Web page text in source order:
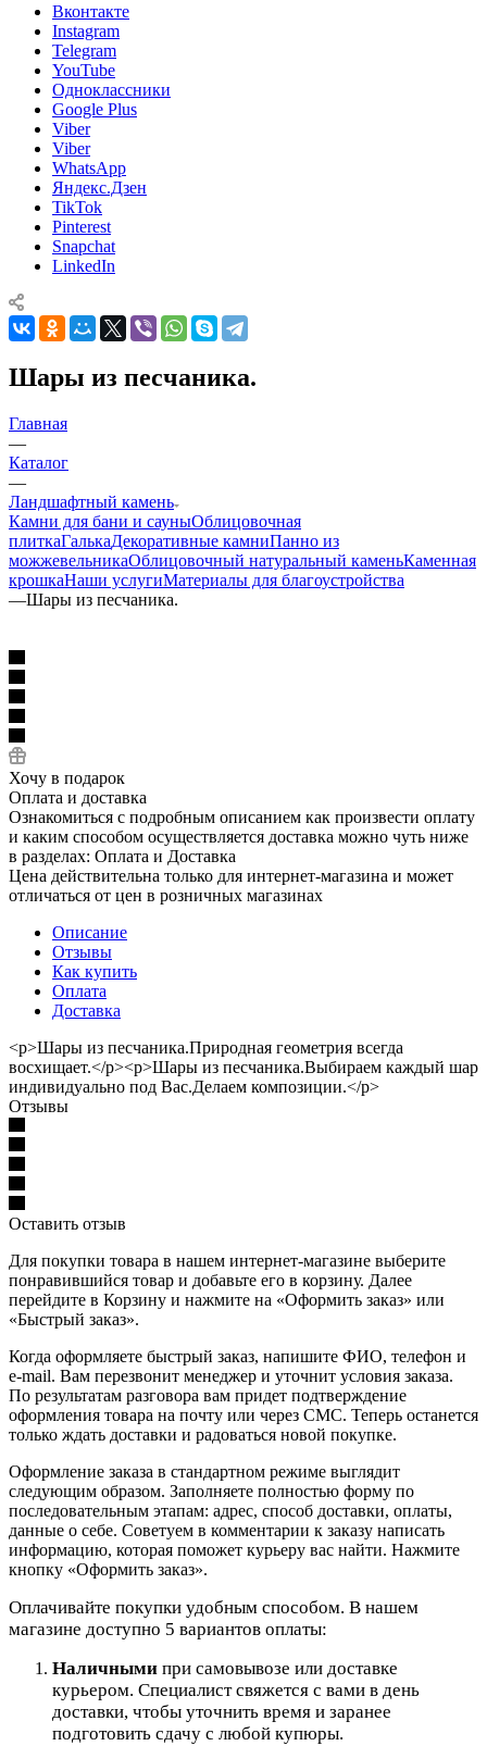
Вконтакте
Instagram
Telegram
YouTube
Одноклассники
Google Plus
Viber
Viber
WhatsApp
Яндекс.Дзен
TikTok
Pinterest
Snapchat
LinkedIn
Шары из песчаника.
Главная
—
Каталог
—
Ландшафтный камень
Камни для бани и сауныОблицовочная
плиткаГалькаДекоративные камниПанно из
можжевельникаОблицовочный натуральный каменьКаменная
крошкаНаши услугиМатериалы для благоустройства
—Шары из песчаника.
Хочу в подарок
Оплата и доставка
Ознакомиться с подробным описанием как произвести оплату
и каким способом осуществляется доставка можно чуть ниже
в разделах: Оплата и Доставка
Цена действительна только для интернет-магазина и может
отличаться от цен в розничных магазинах
Описание
Отзывы
Как купить
Оплата
Доставка
<p>Шары из песчаника.Природная геометрия всегда
восхищает.</p><p>Шары из песчаника.Выбираем каждый шар
индивидуально под Вас.Делаем композиции.</p>
Отзывы
Оставить отзыв
Для покупки товара в нашем интернет-магазине выберите
понравившийся товар и добавьте его в корзину. Далее
перейдите в Корзину и нажмите на «Оформить заказ» или
«Быстрый заказ».
Когда оформляете быстрый заказ, напишите ФИО, телефон и
e-mail. Вам перезвонит менеджер и уточнит условия заказа.
По результатам разговора вам придет подтверждение
оформления товара на почту или через СМС. Теперь останется
только ждать доставки и радоваться новой покупке.
Оформление заказа в стандартном режиме выглядит
следующим образом. Заполняете полностью форму по
последовательным этапам: адрес, способ доставки, оплаты,
данные о себе. Советуем в комментарии к заказу написать
информацию, которая поможет курьеру вас найти. Нажмите
кнопку «Оформить заказ».
Оплачивайте покупки удобным способом. В нашем
магазине доступно 5 вариантов оплаты:
Наличными при самовывозе или доставке
курьером. Специалист свяжется с вами в день
доставки, чтобы уточнить время и заранее
подготовить сдачу с любой купюры.